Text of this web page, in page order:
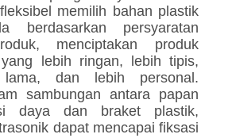
memilih bahan plastik
berdasarkan persyaratan
menciptakan produk
lebih ringan, lebih tipis,
dan lebih personal.
sambungan antara papan
daya dan braket plastik,
dapat mencapai fiksasi